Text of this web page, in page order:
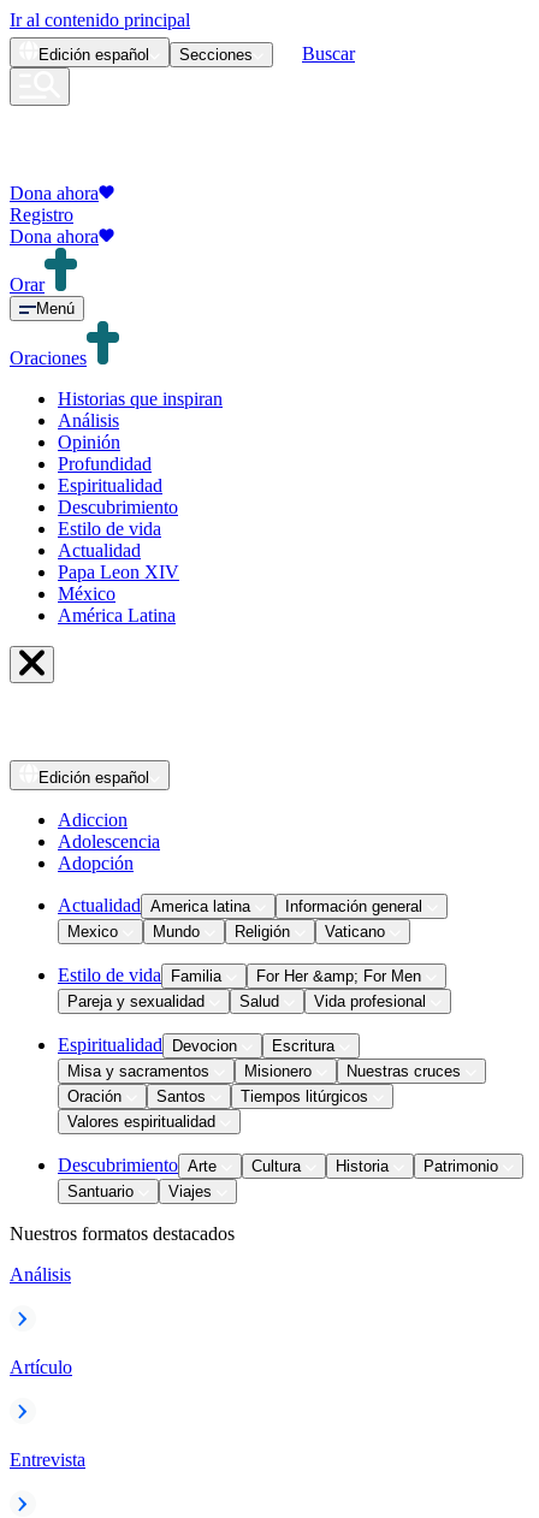
Ir al contenido principal
Edición español Secciones Buscar
Dona ahora
Registro
Dona ahora
Orar
Menú
Oraciones
Historias que inspiran
Análisis
Opinión
Profundidad
Espiritualidad
Descubrimiento
Estilo de vida
Actualidad
Papa Leon XIV
México
América Latina
Edición español
Adiccion
Adolescencia
Adopción
Actualidad America latina
Información general
Mexico
Mundo Religión Vaticano
Estilo de vida Familia
For Her &amp; For Men
Pareja y sexualidad
Salud Vida profesional
Espiritualidad Devocion
Escritura
Misa y sacramentos
Misionero
Nuestras cruces
Oración
Santos
Tiempos litúrgicos
Valores espiritualidad
Descubrimiento Arte Cultura Historia
Patrimonio
Santuario
Viajes
Nuestros formatos destacados
Análisis
Artículo
Entrevista